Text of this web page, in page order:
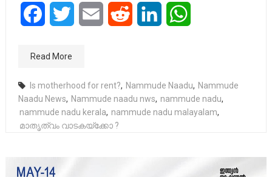
FacebookTwitter Email Reddit LinkedIn
Read More
Is motherhood for rent?, Nammude Naadu, Nammude
Naadu News, Nammude naadu nws, nammude nadu,
nammude nadu kerala, nammude nadu malayalam,
മാതൃത്വം വാടകയ്ക്കോ ?